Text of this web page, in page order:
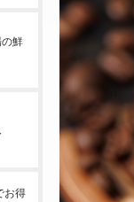
鮮
お得